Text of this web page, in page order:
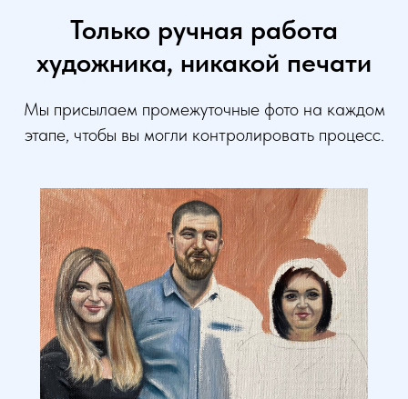
Только ручная работа
художника, никакой печати
Мы присылаем промежуточные фото на каждом
этапе, чтобы вы могли контролировать процесс.